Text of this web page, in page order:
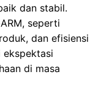
dan stabil.
seperti
dan efisiensi
ekspektasi
di masa